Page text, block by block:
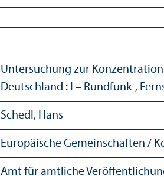
Unter­suchung zur
Deutschland : I – Rundfunk-,
Schedl, Hans
Europäische Gemeinschaften /
Amt für amtliche